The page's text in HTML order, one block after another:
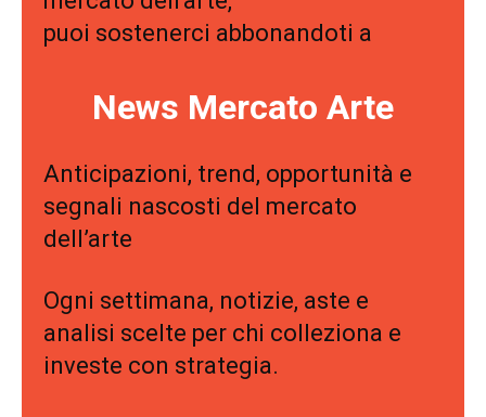
News Mercato Arte
Anticipazioni, trend, opportunità e
segnali nascosti del mercato
dell’arte
Ogni settimana, notizie, aste e
analisi scelte per chi colleziona e
investe con strategia.